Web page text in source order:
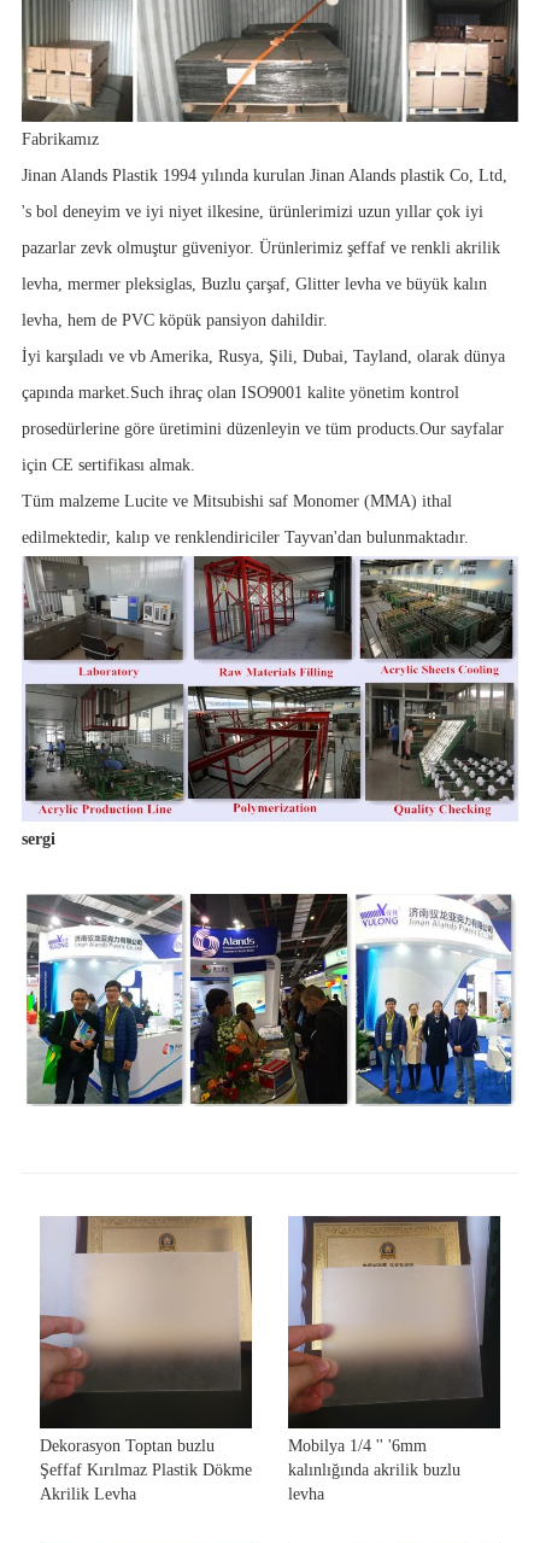
Fabrikamız
Jinan Alands Plastik 1994 yılında kurulan Jinan Alands plastik Co, Ltd,
's bol deneyim ve iyi niyet ilkesine, ürünlerimizi uzun yıllar çok iyi
pazarlar zevk olmuştur güveniyor. Ürünlerimiz şeffaf ve renkli akrilik
levha, mermer pleksiglas, Buzlu çarşaf, Glitter levha ve büyük kalın
levha, hem de PVC köpük pansiyon dahildir.
İyi karşıladı ve vb Amerika, Rusya, Şili, Dubai, Tayland, olarak dünya
çapında market.Such ihraç olan ISO9001 kalite yönetim kontrol
prosedürlerine göre üretimini düzenleyin ve tüm products.Our sayfalar
için CE sertifikası almak.
Tüm malzeme Lucite ve Mitsubishi saf Monomer (MMA) ithal
edilmektedir, kalıp ve renklendiriciler Tayvan'dan bulunmaktadır.
sergi
Dekorasyon Toptan buzlu
Şeffaf Kırılmaz Plastik Dökme
Akrilik Levha
Mobilya 1/4 '' '6mm
kalınlığında akrilik buzlu
levha